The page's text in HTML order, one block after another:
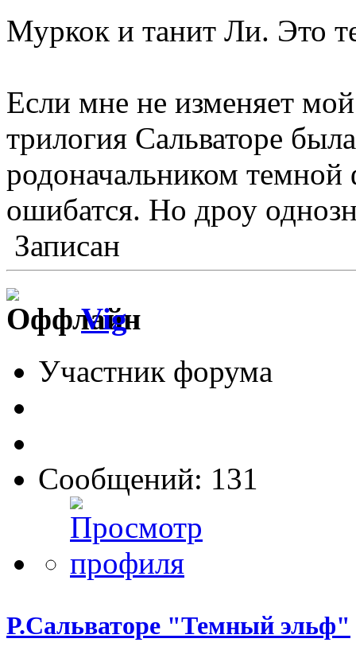
Муркок и танит Ли. Это
Если мне не изменяет
трилогия Сальваторе
родоначальником темной
ошибатся. Но дроу
Записан
Vig
Участник форума
Сообщений: 131
Р.Сальваторе "Темный эльф"